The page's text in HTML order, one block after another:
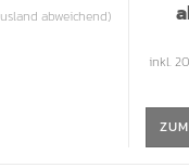
abweichend)
inkl.